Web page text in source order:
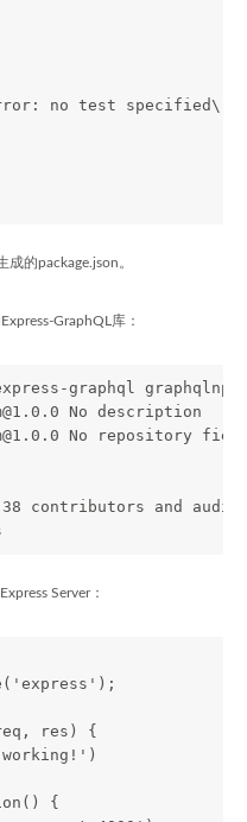
no test specified\"
的package.json。
GraphQL库：
graphql
No description
No repository
38 contributors and
Server：
res) {
{